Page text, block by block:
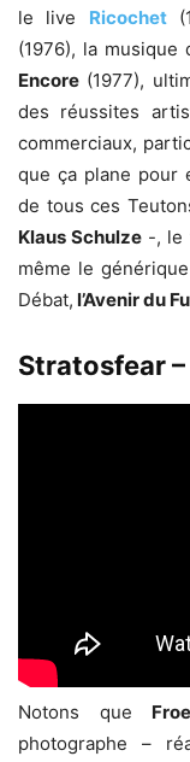
le live Ricochet
(1976), la musique
Encore (1977),
des réussites
commerciaux,
que ça plane pour
de tous ces
Klaus Schulze -, le
même le
Débat, l’Avenir du
Stratosfear
Notons que
photographe –